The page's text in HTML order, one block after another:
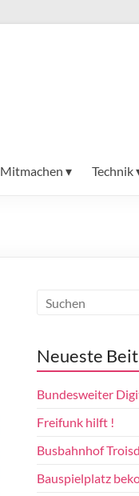
Mitmachen ▾ Technik
Neueste
Bundesweiter
Freifunk hilft !
Busbahnhof
Bauspielplatz